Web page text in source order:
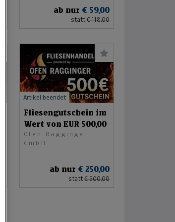
ab nur € 59,00
statt € 118,00
Fliesengutschein im
Wert von EUR 500,00
Ofen Ragginger
GmbH
ab nur € 250,00
statt € 500,00
Artikel beendet